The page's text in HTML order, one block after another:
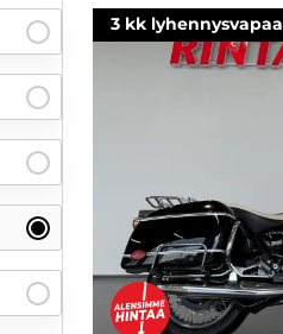
3 kk lyhennysvapaa